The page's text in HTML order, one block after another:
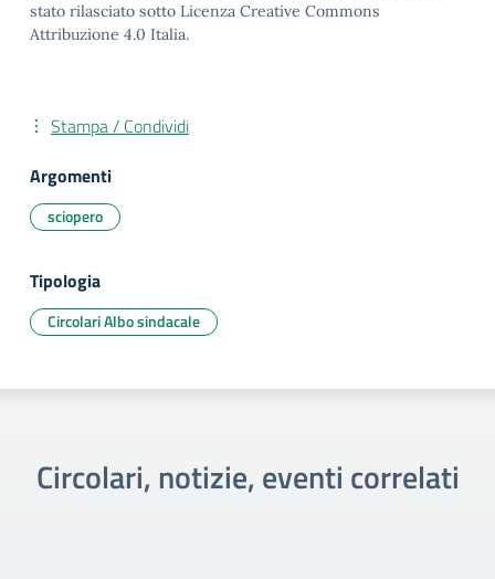
stato rilasciato sotto Licenza Creative Commons
Attribuzione 4.0 Italia.
Stampa / Condividi
Argomenti
sciopero
Tipologia
Circolari Albo sindacale
Circolari, notizie, eventi correlati